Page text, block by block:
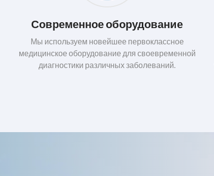
Современное оборудование
Мы используем новейшее первоклассное
медицинское оборудование для своевременной
диагностики различных заболеваний.